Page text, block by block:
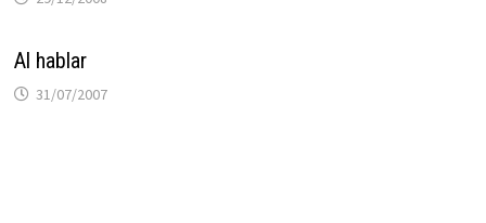
Al hablar
31/07/2007